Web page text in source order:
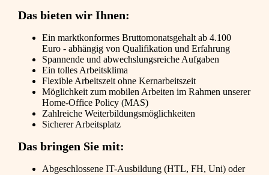
Das bieten wir Ihnen:
Ein marktkonformes Bruttomonatsgehalt ab 4.100
Euro - abhängig von Qualifikation und Erfahrung
Spannende und abwechslungsreiche Aufgaben
Ein tolles Arbeitsklima
Flexible Arbeitszeit ohne Kernarbeitszeit
Möglichkeit zum mobilen Arbeiten im Rahmen unserer
Home-Office Policy (MAS)
Zahlreiche Weiterbildungsmöglichkeiten
Sicherer Arbeitsplatz
Das bringen Sie mit:
Abgeschlossene IT-Ausbildung (HTL, FH, Uni) oder